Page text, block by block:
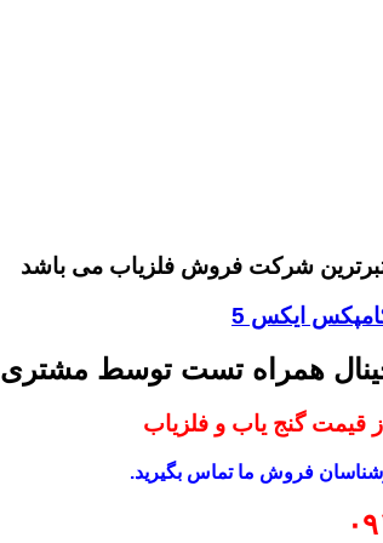
شرکت فروش فلزیاب می باشد
همراه تست توسط مشتری
قیمت گنج یاب و فلزیاب
فروش ما تماس بگیرید.